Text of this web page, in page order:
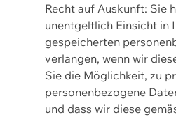
Recht auf Auskunft: Sie
unentgeltlich Einsicht in
gespeicherten
verlangen, wenn wir
Sie die Möglichkeit, zu
personenbezogene
und dass wir diese